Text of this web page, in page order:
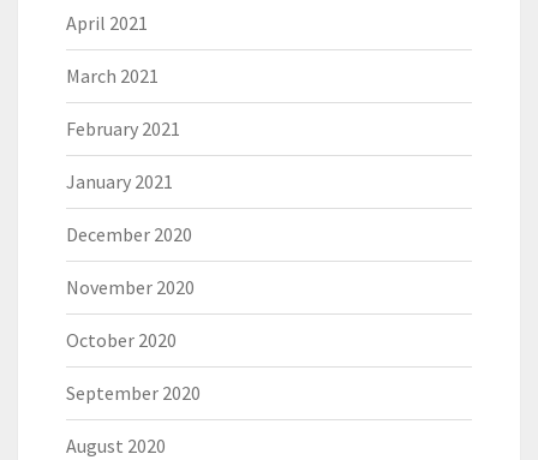
April 2021
March 2021
February 2021
January 2021
December 2020
November 2020
October 2020
September 2020
August 2020